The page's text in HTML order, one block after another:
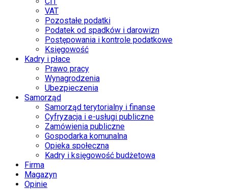
VAT
Pozostałe podatki
Podatek od spadków i darowizn
Postępowania i kontrole podatkowe
Księgowość
Kadry i płace
Prawo pracy
Wynagrodzenia
Ubezpieczenia
Samorząd
Samorząd terytorialny i finanse
Cyfryzacja i e-usługi publiczne
Zamówienia publiczne
Gospodarka komunalna
Opieka społeczna
Kadry i księgowość budżetowa
Firma
Magazyn
Opinie